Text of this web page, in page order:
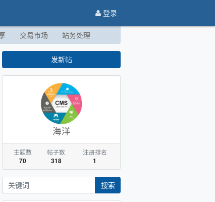
登录
交易市场 站务处理
发新帖
海洋
主题数
70
帖子数
318
注册排名
1
搜索